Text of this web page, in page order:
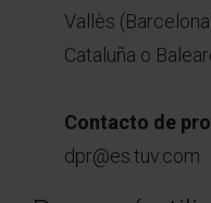
Vallès
Cataluña o
Contacto de
dpr@es.tuv.com